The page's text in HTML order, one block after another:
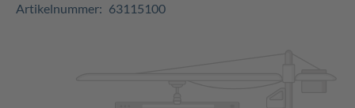
Artikelnummer: 63115100